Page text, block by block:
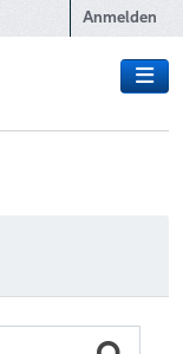
Anmelden